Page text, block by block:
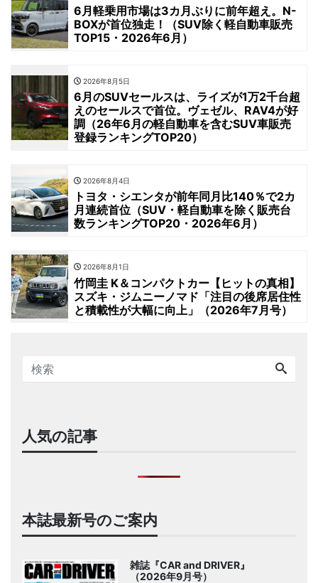
6月軽乗用市場は3カ月ぶりに前年超え。N-
BOXが首位独走！（SUV除く軽自動車販売
TOP15・2026年6月）
2026年8月5日
6月のSUVセールスは、ライズが1万2千台超
えのセールスで首位。ヴェゼル、RAV4が好
調（26年6月の軽自動車を含むSUV車販売
登録ランキングTOP20）
2026年8月4日
トヨタ・シエンタが前年同月比140％で2カ
月連続首位（SUV・軽自動車を除く販売台
数ランキングTOP20・2026年6月）
2026年8月1日
竹岡圭 K＆コンパクトカー【ヒットの真相】
スズキ・ジムニーノマド「注目の後席居住性
と積載性が大幅に向上」（2026年7月号）
人気の記事
本誌最新号のご案内
雑誌『CAR and DRIVER』
（2026年9月号）